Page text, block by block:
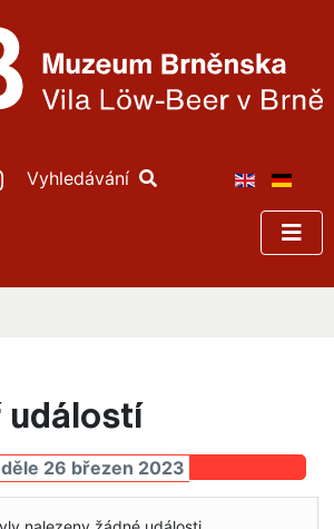
Vyhledávání
událostí
26 březen 2023